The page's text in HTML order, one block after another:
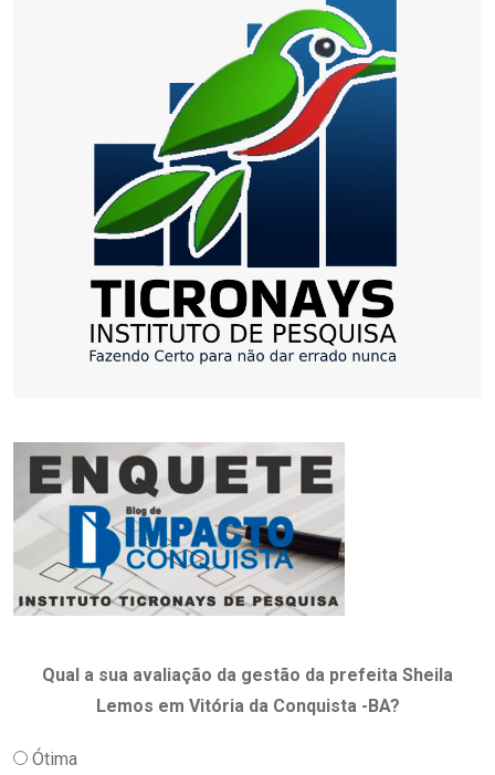
Qual a sua avaliação da gestão da prefeita Sheila
Lemos em Vitória da Conquista -BA?
Ótima